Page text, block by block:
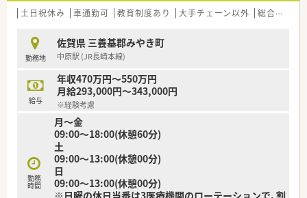
【求人情報について】
円から650万円が可能です。
■昇給は年1回、賞与は年2回で3ヶ月分の実績があり、頑張りが
しっかり評価されます。
■車通勤も可能で、日祝休みに加え夏季休暇や年末年始休暇も取
得しやすい環境です。
【勤務実態について】
■変形労働時間制を採用しており、週41時間勤務でプライベー
トとの両立が可能です。
■有給休暇の取得率はほぼ100%と高く、計画的にお休みを取得
しやすい環境です。
■残業時間も少なめに抑えられており、ワークライフバランスを
重視したい方におすすめです。
土日祝休み 車通勤可 教育制度あり 大手チェーン以外 総合科目
勤務地
佐賀県 三養基郡みやき町
中原駅 (JR長崎本線)
給与
年収470万円～550万円
月給293,000円～343,000円
※経験考慮
勤務
時間
月～金
09:00～18:00(休憩60分)
土
09:00～13:00(休憩00分)
日
09:00～13:00(休憩00分)